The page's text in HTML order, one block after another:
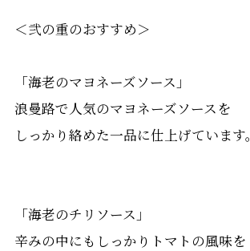
＜弐の重のおすすめ＞
「海老のマヨネーズソース」
浪曼路で人気のマヨネーズソースを
しっかり絡めた一品に仕上げています。
「海老のチリソース」
辛みの中にもしっかりトマトの風味を